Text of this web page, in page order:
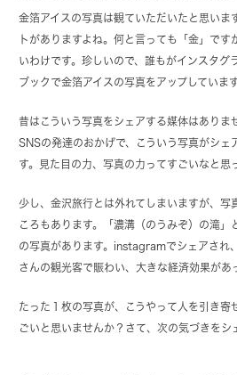
金箔アイスの写真は観ていただいたと思いま
トがありますよね。何と言っても「金」です
いわけです。珍しいので、誰もがインスタグ
ブックで金箔アイスの写真をアップしています
昔はこういう写真をシェアする媒体はありま
SNSの発達のおかげで、こういう写真がシェ
す。見た目の力、写真の力ってすごいなと思
少し、金沢旅行とは外れてしまいますが、写
ころもあります。「濃溝（のうみぞ）の滝」
の写真があります。instagramでシェアされ
さんの観光客で賑わい、大きな経済効果があ
たった１枚の写真が、こうやって人を引き寄
ごいと思いませんか？さて、次の気づきをシ